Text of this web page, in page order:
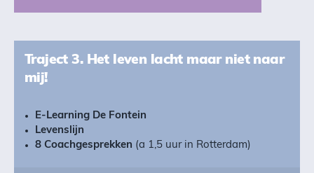
Traject 3. Het leven lacht maar niet naar
mij!
E-Learning De Fontein
Levenslijn
8 Coachgesprekken (a 1,5 uur in Rotterdam)